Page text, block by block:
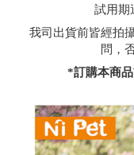
試用期
我司出貨前皆經拍
問，
*訂購本商